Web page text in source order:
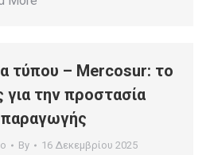
τύπου – Mercosur: το
για την προστασία
παραγωγής
By 16 Δεκεμβρίου 2025